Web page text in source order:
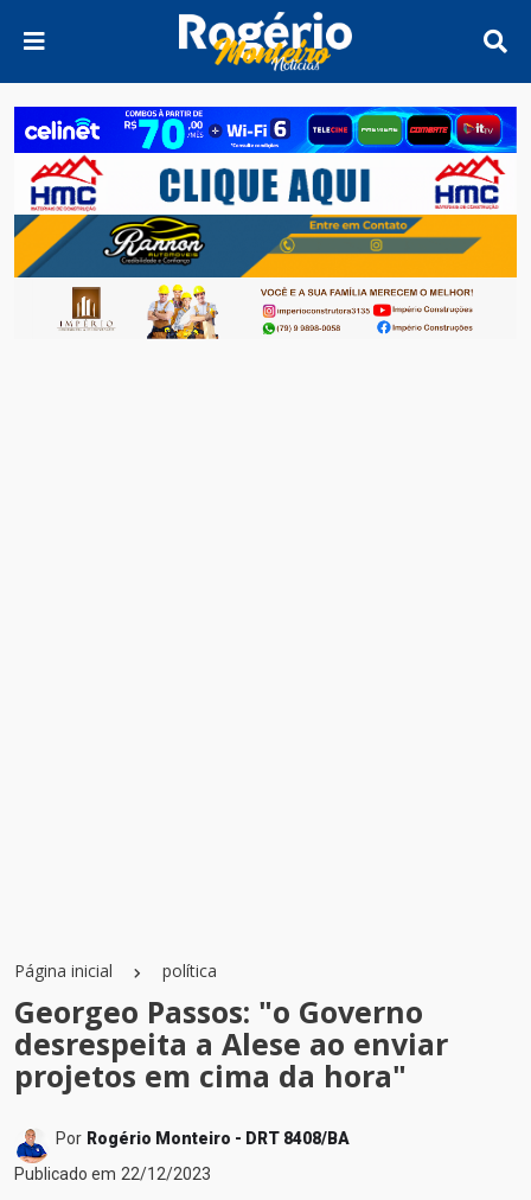
Página inicial política
Georgeo Passos: "o Governo
desrespeita a Alese ao enviar
projetos em cima da hora"
Por Rogério Monteiro - DRT 8408/BA
Publicado em 22/12/2023